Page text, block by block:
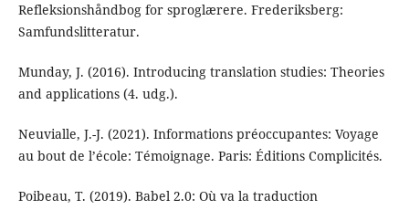
Refleksionshåndbog for sproglærere. Frederiksberg:
Samfundslitteratur.
Munday, J. (2016). Introducing translation studies: Theories
and applications (4. udg.).
Neuvialle, J.-J. (2021). Informations préoccupantes: Voyage
au bout de l’école: Témoignage. Paris: Éditions Complicités.
Poibeau, T. (2019). Babel 2.0: Où va la traduction